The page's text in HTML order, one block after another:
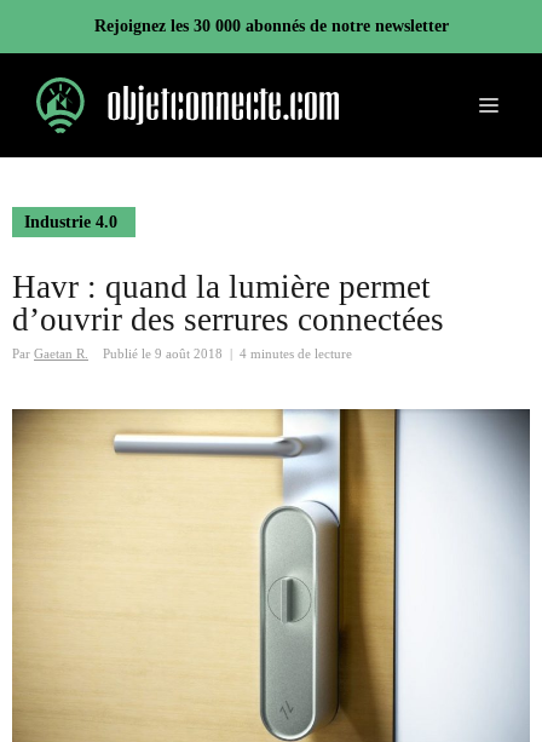
contenu
Rejoignez les 30 000 abonnés de notre newsletter
Menu
Industrie 4.0
Havr : quand la lumière permet
d’ouvrir des serrures connectées
Par Gaetan R. Publié le 9 août 2018 4 minutes de lecture